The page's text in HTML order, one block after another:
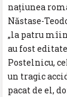
naţiunea
Năstase-
„la patru
au fost
Postelnicu,
un tragic
pacat de el,